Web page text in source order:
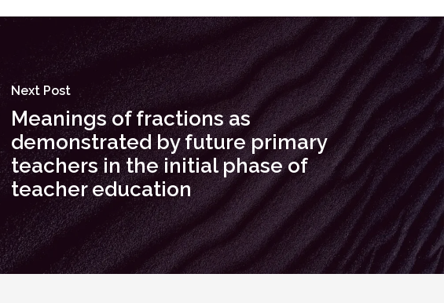
Next Post
Meanings of fractions as
demonstrated by future primary
teachers in the initial phase of
teacher education